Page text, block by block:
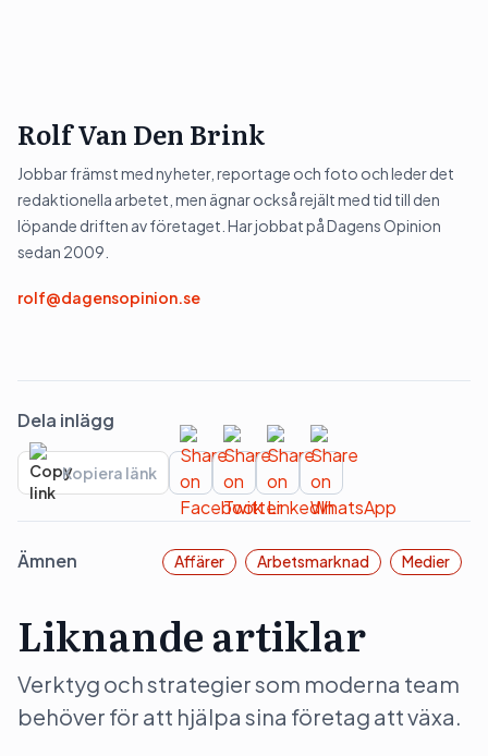
Rolf Van Den Brink
Jobbar främst med nyheter, reportage och foto och leder det
redaktionella arbetet, men ägnar också rejält med tid till den
löpande driften av företaget. Har jobbat på Dagens Opinion
sedan 2009.
rolf@dagensopinion.se
Dela inlägg
Kopiera länk
Ämnen Affärer Arbetsmarknad Medier
Liknande artiklar
Verktyg och strategier som moderna team
behöver för att hjälpa sina företag att växa.